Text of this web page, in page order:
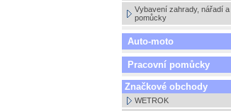
Vybavení zahrady, nářadí a
pomůcky
Auto-moto
Pracovní pomůcky
Značkové obchody
WETROK